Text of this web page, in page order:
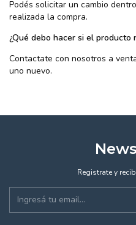
Podés solicitar un cambio
realizada la compra.
¿Qué debo hacer si el producto
Contactate con nosotros a
uno nuevo.
Registrate y